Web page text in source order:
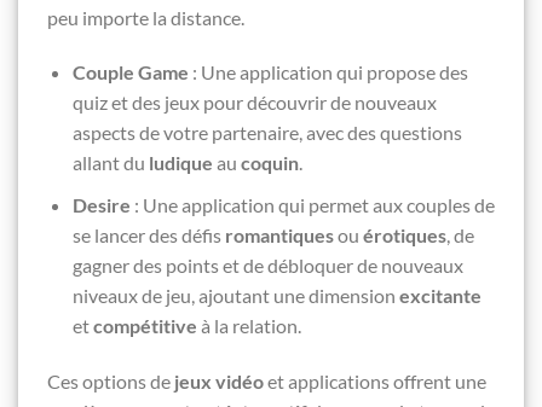
peu importe la distance.
Couple Game : Une application qui propose des
quiz et des jeux pour découvrir de nouveaux
aspects de votre partenaire, avec des questions
allant du ludique au coquin.
Desire : Une application qui permet aux couples de
se lancer des défis romantiquesou érotiques, de
gagner des points et de débloquer de nouveaux
niveaux de jeu, ajoutant une dimension excitante
etcompétitive à la relation.
Ces options de jeux vidéoet applications offrent une